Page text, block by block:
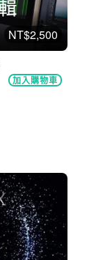
NT$2,500
加入購物車